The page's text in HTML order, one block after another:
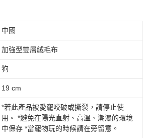
中國
加強型雙層絨毛布
狗
19 cm
*若此產品被愛寵咬破或撕裂，請停止使
用。 *避免在陽光直射、高溫、潮濕的環境
中保存 *當寵物玩的時候請在旁留意。